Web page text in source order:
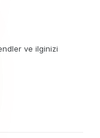
ve ilginizi